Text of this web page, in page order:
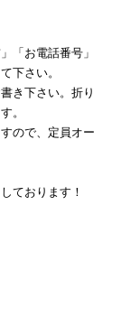
「お電話番号」
下さい。
き下さい。折り
。
ので、定員オー
ております！